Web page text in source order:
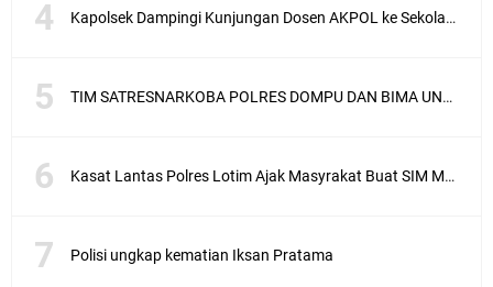
Kapolsek Dampingi Kunjungan Dosen AKPOL ke Sekolah Rakyat Gunungsari
TIM SATRESNARKOBA POLRES DOMPU DAN BIMA UNGKAP KASUS NARKOBA VIA JASA PENGIRIMAN BARANG JNE
Kasat Lantas Polres Lotim Ajak Masyrakat Buat SIM Melalui SATPAS Bukan Calo
Polisi ungkap kematian Iksan Pratama